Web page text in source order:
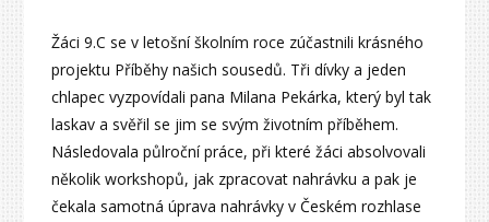
Žáci 9.C se v letošní školním roce zúčastnili krásného
projektu Příběhy našich sousedů. Tři dívky a jeden
chlapec vyzpovídali pana Milana Pekárka, který byl tak
laskav a svěřil se jim se svým životním příběhem.
Následovala půlroční práce, při které žáci absolvovali
několik workshopů, jak zpracovat nahrávku a pak je
čekala samotná úprava nahrávky v Českém rozhlase